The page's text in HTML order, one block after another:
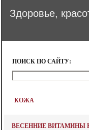
Здоровье,
ПОИСК ПО САЙТУ:
КОЖА
ВЕСЕННИЕ ВИТАМИНЫ